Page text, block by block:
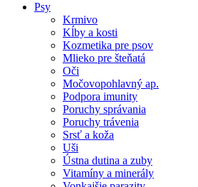
Psy
Krmivo
Kĺby a kosti
Kozmetika pre psov
Mlieko pre šteňatá
Oči
Močovopohlavný ap.
Podpora imunity
Poruchy správania
Poruchy trávenia
Srsť a koža
Uši
Ústna dutina a zuby
Vitamíny a minerály